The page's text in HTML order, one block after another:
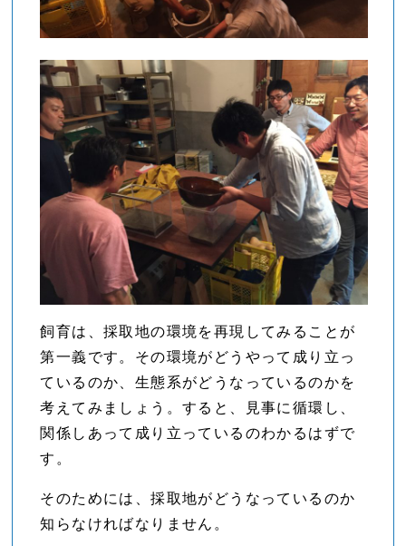
飼育は、採取地の環境を再現してみることが
第一義です。その環境がどうやって成り立っ
ているのか、生態系がどうなっているのかを
考えてみましょう。すると、見事に循環し、
関係しあって成り立っているのわかるはずで
す。
そのためには、採取地がどうなっているのか
知らなければなりません。